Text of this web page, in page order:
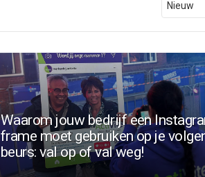
Waarom jouw bedrijf een
frame moet gebruiken op je
beurs: val op of val weg!